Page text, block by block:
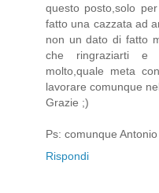
questo posto,solo
fatto una cazzata ad
non un dato di fatto
che ringraziarti e
molto,quale meta
lavorare comunque
Grazie ;)
Ps: comunque
Rispondi